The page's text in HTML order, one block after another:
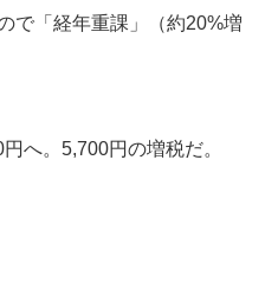
で「経年重課」（約20%増
へ。5,700円の増税だ。